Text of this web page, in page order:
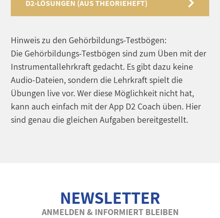
D2-LÖSUNGEN (AUS THEORIEHEFT)
Hinweis zu den Gehörbildungs-Testbögen:
Die Gehörbildungs-Testbögen sind zum Üben mit der
Instrumentallehrkraft gedacht. Es gibt dazu keine
Audio-Dateien, sondern die Lehrkraft spielt die
Übungen live vor. Wer diese Möglichkeit nicht hat,
kann auch einfach mit der App D2 Coach üben. Hier
sind genau die gleichen Aufgaben bereitgestellt.
NEWSLETTER
ANMELDEN & INFORMIERT BLEIBEN